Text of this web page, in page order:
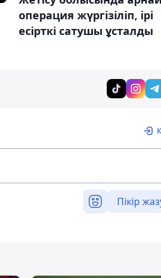
операция жүргізіліп, ірі
есірткі сатушы ұсталды
Пікір